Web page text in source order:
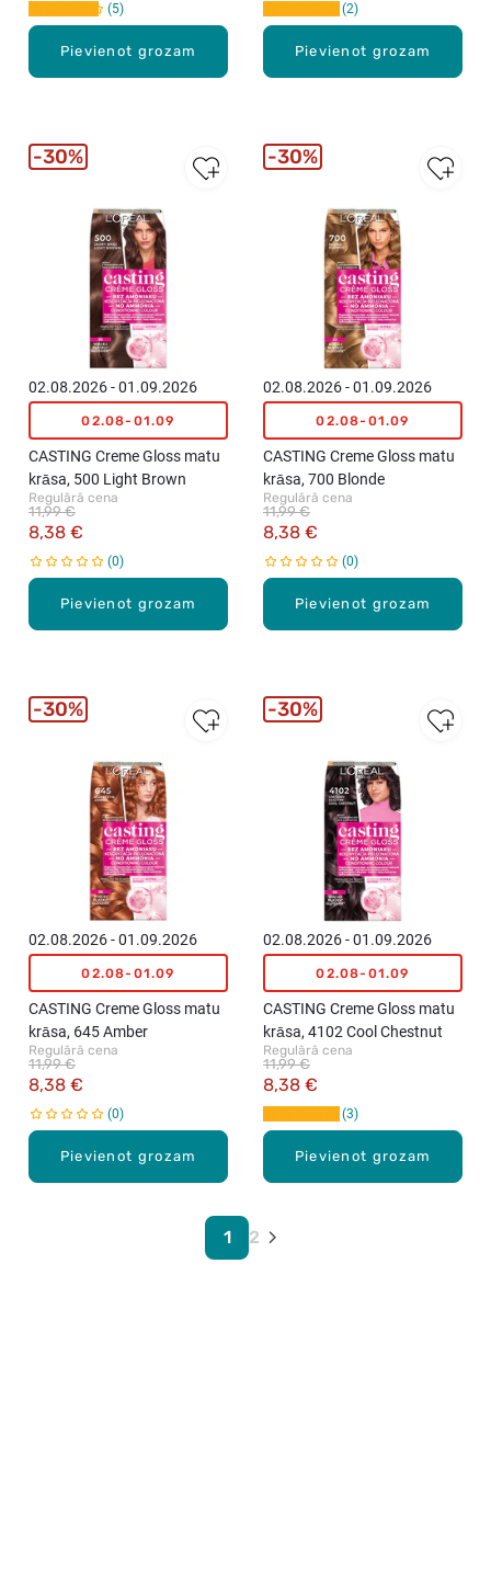
Pievienot grozam
5
Pievienot grozam
2
Pievienot grozam
02.08.2026 - 01.09.2026
02.08-01.09
CASTING Creme Gloss matu
krāsa, 500 Light Brown
Regulārā cena
8,38 €
11,99 €
0
30%
Pievienot grozam
02.08.2026 - 01.09.2026
02.08-01.09
CASTING Creme Gloss matu
krāsa, 700 Blonde
Regulārā cena
8,38 €
11,99 €
0
30%
Pievienot grozam
02.08.2026 - 01.09.2026
02.08-01.09
CASTING Creme Gloss matu
krāsa, 645 Amber
Regulārā cena
8,38 €
11,99 €
0
30%
Pievienot grozam
02.08.2026 - 01.09.2026
02.08-01.09
CASTING Creme Gloss matu
krāsa, 4102 Cool Chestnut
Regulārā cena
8,38 €
11,99 €
3
30%
1 2